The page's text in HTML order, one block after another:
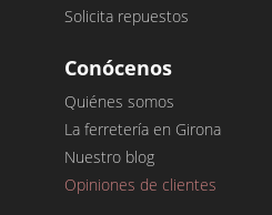
Solicita repuestos
Conócenos
Quiénes somos
La ferretería en Girona
Nuestro blog
Opiniones de clientes